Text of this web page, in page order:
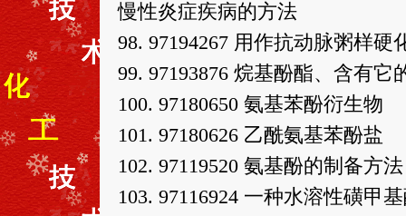
慢性炎症疾病的方法
98. 97194267 用作抗动脉粥样
99. 97193876 烷基酚酯、含有
100. 97180650 氨基苯酚衍生物
101. 97180626 乙酰氨基苯酚盐
102. 97119520 氨基酚的制备方法
103. 97116924 一种水溶性磺甲